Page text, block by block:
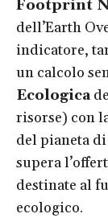
Footprint
dell’Earth
indicatore,
un calcolo
Ecologica
risorse) con
del pianeta
supera
destinate al
ecologico.